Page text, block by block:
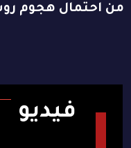
من احتمال هجوم
فيديو